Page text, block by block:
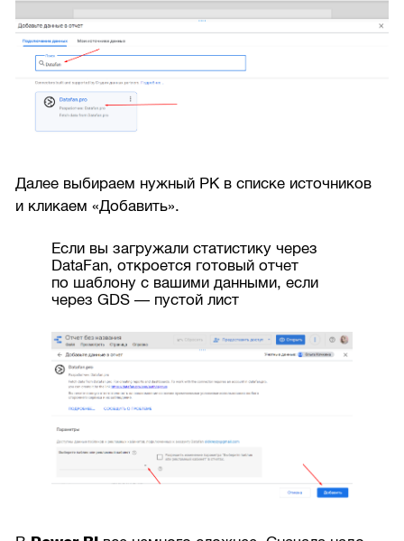
Далее выбираем нужный РК в списке источников
и кликаем «Добавить».
Если вы загружали статистику через
DataFan, откроется готовый отчет
по шаблону с вашими данными, если
через GDS — пустой лист